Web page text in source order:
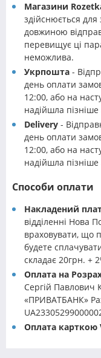
Магазини
здійснюється
довжиною
перевищує ці
неможлива.
Укрпошта -
день оплати
12:00, або на
надійшла
Delivery -
день оплати
12:00, або на
надійшла
Способи оплати
Накладений
відділенні Нова
враховувати, що
будете
складає 20грн. +
Оплата на
Сергій
«ПРИВАТБАНК»
Оплата карткою